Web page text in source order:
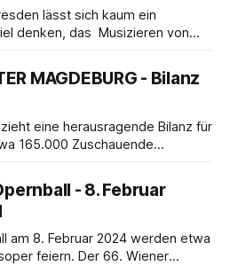
lässt sich kaum ein
denken, das Musizieren von
architektonischen Juwel,
MAGDEBURG - Bilanz
eine herausragende Bilanz für
165.000 Zuschauende
wurden Einnahmen von
- 8. Februar
2024 werden etwa
feiern. Der 66. Wiener